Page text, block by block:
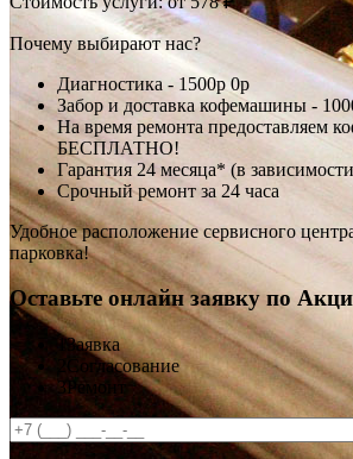
Почему выбирают нас?
Диагностика - 1500р 0р
Забор и доставка кофемашины -
На время ремонта предоставляем
БЕСПЛАТНО!
Гарантия 24 месяца* (в
Срочный ремонт за 24 часа
Удобное расположение сервисного
парковка!
Оставьте онлайн заявку по
1Заявка
Согласование
3Ремонт